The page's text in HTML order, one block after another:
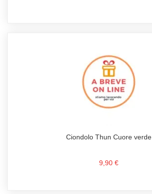
Ciondolo Thun Cuore verde
9,90 €